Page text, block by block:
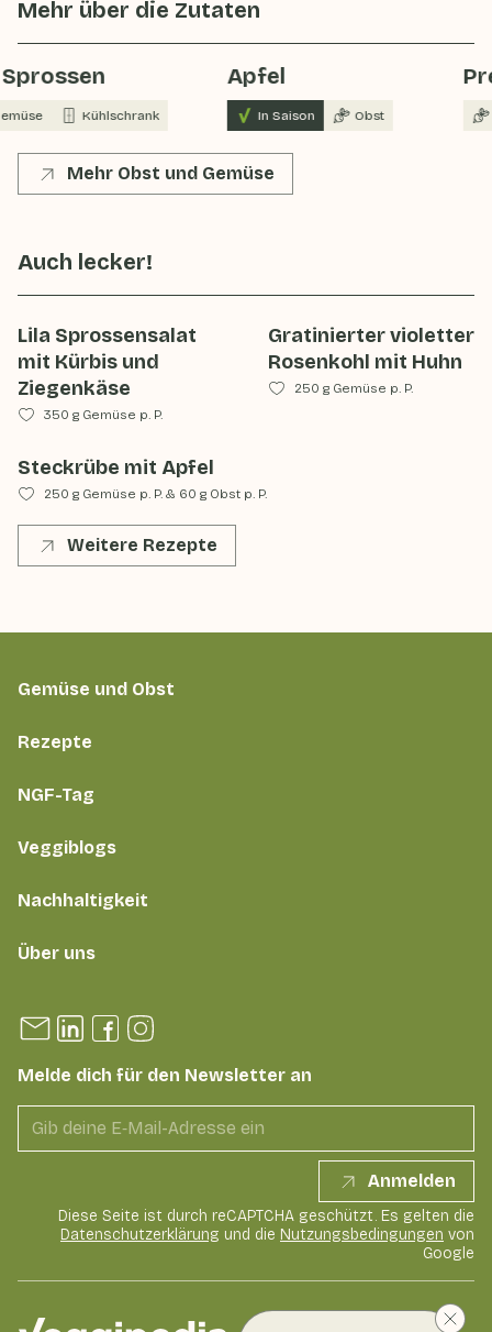
Mehr über die Zutaten
Kühlschrank
Apfel
In Saison Obst
Mehr Obst und Gemüse
Auch lecker!
Lila Sprossensalat
mit Kürbis und
Ziegenkäse
350 g Gemüse p. P.
Gratinierter violetter
Rosenkohl mit Huhn
250 g Gemüse p. P.
Steckrübe mit Apfel
250 g Gemüse p. P. & 60 g Obst p. P.
Weitere Rezepte
Gemüse und Obst
Rezepte
NGF-Tag
Veggiblogs
Nachhaltigkeit
Über uns
Melde dich für den Newsletter an
Anmelden
Diese Seite ist durch reCAPTCHA geschützt. Es gelten die
Datenschutzerklärung und die Nutzungsbedingungen von
Google